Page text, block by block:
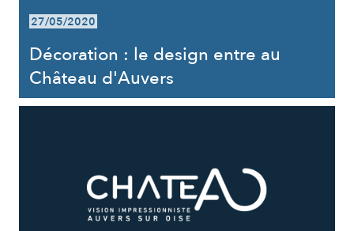
27/05/2020
Décoration : le design entre au
Château d'Auvers